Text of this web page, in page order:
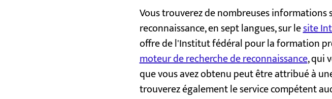
Vous trouverez de nombreuses
reconnaissance, en sept langues, sur lesite
offre de l'Institut fédéral pour la formation
moteur de recherche de reconnaissance, qui
que vous avez obtenu peut être attribué à
trouverez également le service compétent